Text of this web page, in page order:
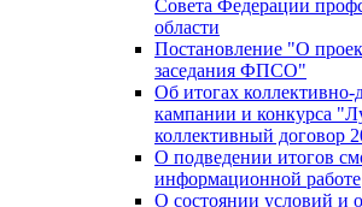
Совета Федерации
области
Постановление "О
заседания ФПСО"
Об итогах коллективно-
кампании и конкурса
коллективный договор
О подведении итогов
информационной работе
О состоянии условий и